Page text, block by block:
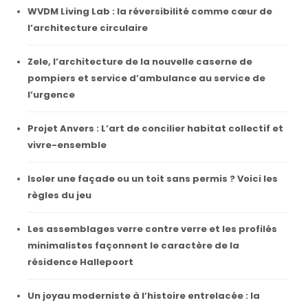
WVDM Living Lab : la réversibilité comme cœur de
l’architecture circulaire
Zele, l’architecture de la nouvelle caserne de
pompiers et service d’ambulance au service de
l’urgence
Projet Anvers : L’art de concilier habitat collectif et
vivre-ensemble
Isoler une façade ou un toit sans permis ? Voici les
règles du jeu
Les assemblages verre contre verre et les profilés
minimalistes façonnent le caractère de la
résidence Hallepoort
Un joyau moderniste à l’histoire entrelacée : la